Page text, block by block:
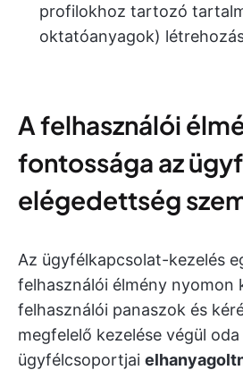
profilokhoz tartozó
oktatóanyagok)
A felhasználói
fontossága az
elégedettség
Az ügyfélkapcsolat-kezelés
felhasználói élmény nyomon
felhasználói panaszok és
megfelelő kezelése végül
ügyfélcsoportjai